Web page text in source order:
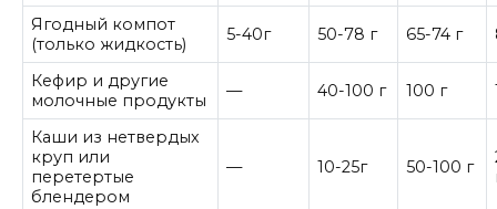
Ягодный компот
(только жидкость)
5-40г 50-78 г 65-74 г
Кефир и другие
молочные продукты
— 40-100 г 100 г
Каши из нетвердых
круп или
перетертые
блендером
— 10-25г 50-100 г